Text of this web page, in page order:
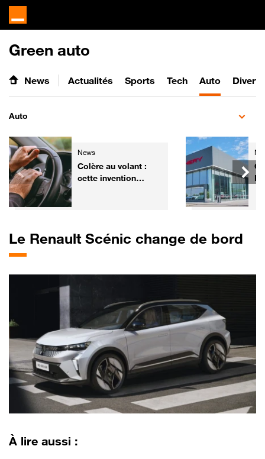
Green auto
News Actualités Sports Tech Auto
Auto
News
Colère au volant :
cette invention
Le Renault Scénic change de bord
À lire aussi :